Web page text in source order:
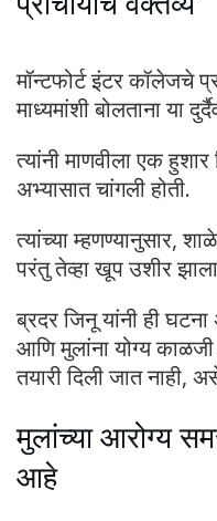
मॉन्टफोर्ट इंटर कॉलेजचे
माध्यमांशी बोलताना या
त्यांनी माणवीला एक हुशार
अभ्यासात चांगली होती.
त्यांच्या म्हणण्यानुसार,
परंतु तेव्हा खूप उशीर
ब्रदर जिनू यांनी ही
आणि मुलांना योग्य
तयारी दिली जात नाही,
मुलांच्या आरोग्य
आहे